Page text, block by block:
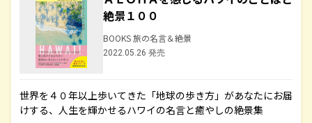
絶景１００
BOOKS 旅の名言＆絶景
2022.05.26 発売
世界を４０年以上歩いてきた「地球の歩き方」があなたにお届
けする、人生を輝かせるハワイの名言と癒やしの絶景集